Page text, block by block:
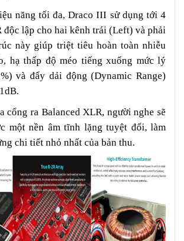
năng tối đa, Draco III sử dụng tới 4
độc lập cho hai kênh trái (Left) và phải
này giúp triệt tiêu hoàn toàn nhiễu
hạ thấp độ méo tiếng xuống mức lý
và đẩy dải động (Dynamic Range)
cổng ra Balanced XLR, người nghe sẽ
một nền âm tĩnh lặng tuyệt đối, làm
chi tiết nhỏ nhất của bản thu.